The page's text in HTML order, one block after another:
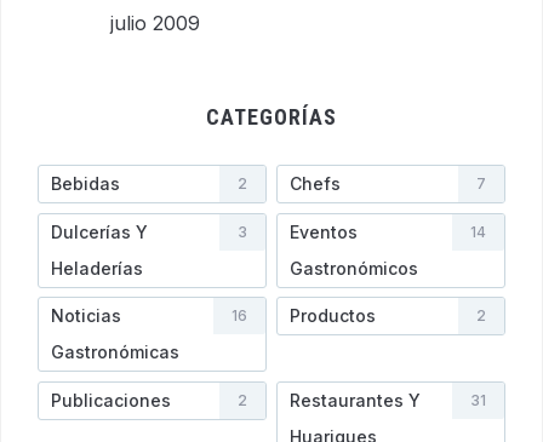
julio 2009
CATEGORÍAS
Bebidas 2 Chefs 7
Dulcerías Y
Heladerí­as
3
Eventos
Gastronómicos
14
Noticias
Gastronómicas
16 Productos 2
Publicaciones 2
Restaurantes Y
Huariques
31